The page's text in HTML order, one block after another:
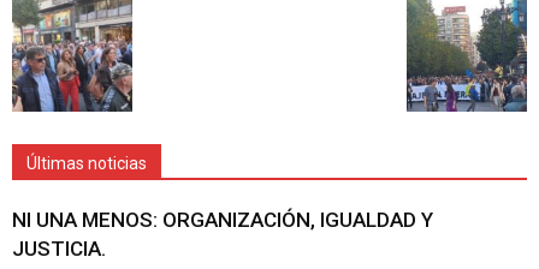
Últimas noticias
NI UNA MENOS: ORGANIZACIÓN, IGUALDAD Y
JUSTICIA.